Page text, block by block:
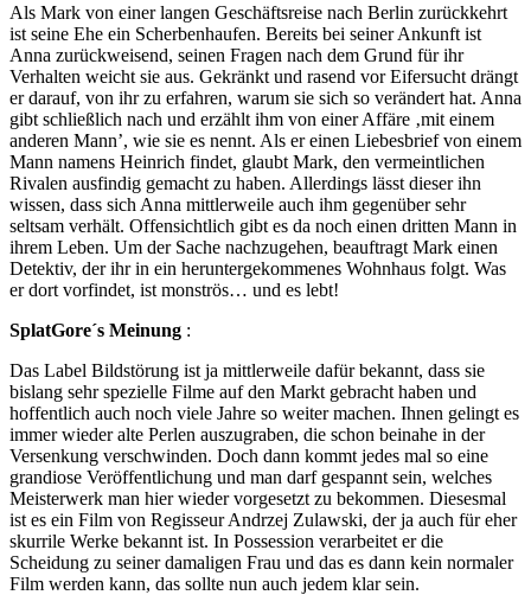
Als Mark von einer langen Geschäftsreise nach Berlin zurückkehrt
ist seine Ehe ein Scherbenhaufen. Bereits bei seiner Ankunft ist
Anna zurückweisend, seinen Fragen nach dem Grund für ihr
Verhalten weicht sie aus. Gekränkt und rasend vor Eifersucht drängt
er darauf, von ihr zu erfahren, warum sie sich so verändert hat. Anna
gibt schließlich nach und erzählt ihm von einer Affäre ‚mit einem
anderen Mann’, wie sie es nennt. Als er einen Liebesbrief von einem
Mann namens Heinrich findet, glaubt Mark, den vermeintlichen
Rivalen ausfindig gemacht zu haben. Allerdings lässt dieser ihn
wissen, dass sich Anna mittlerweile auch ihm gegenüber sehr
seltsam verhält. Offensichtlich gibt es da noch einen dritten Mann in
ihrem Leben. Um der Sache nachzugehen, beauftragt Mark einen
Detektiv, der ihr in ein heruntergekommenes Wohnhaus folgt. Was
er dort vorfindet, ist monströs… und es lebt!
SplatGore´s Meinung :
Das Label Bildstörung ist ja mittlerweile dafür bekannt, dass sie
bislang sehr spezielle Filme auf den Markt gebracht haben und
hoffentlich auch noch viele Jahre so weiter machen. Ihnen gelingt es
immer wieder alte Perlen auszugraben, die schon beinahe in der
Versenkung verschwinden. Doch dann kommt jedes mal so eine
grandiose Veröffentlichung und man darf gespannt sein, welches
Meisterwerk man hier wieder vorgesetzt zu bekommen. Diesesmal
ist es ein Film von Regisseur Andrzej Zulawski, der ja auch für eher
skurrile Werke bekannt ist. In Possession verarbeitet er die
Scheidung zu seiner damaligen Frau und das es dann kein normaler
Film werden kann, das sollte nun auch jedem klar sein.